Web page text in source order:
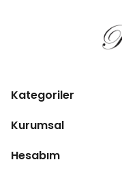
Kategoriler
Kurumsal
Hesabım